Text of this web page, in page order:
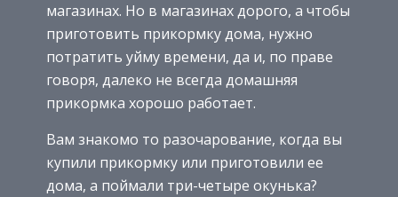
магазинах. Но в магазинах дорого, а чтобы
приготовить прикормку дома, нужно
потратить уйму времени, да и, по праве
говоря, далеко не всегда домашняя
прикормка хорошо работает.
Вам знакомо то разочарование, когда вы
купили прикормку или приготовили ее
дома, а поймали три-четыре окунька?